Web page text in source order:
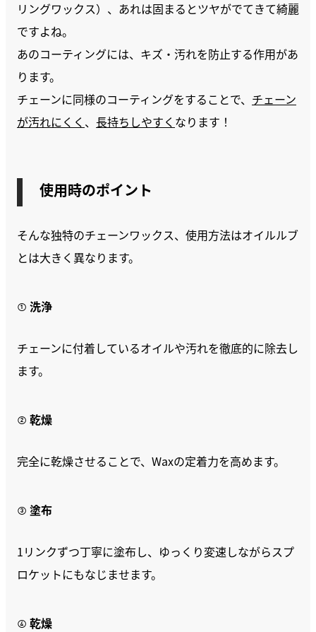
リングワックス）、あれは固まるとツヤがでてきて綺麗
ですよね。
あのコーティングには、キズ・汚れを防止する作用があ
ります。
チェーンに同様のコーティングをすることで、 チェーン
が汚れにくく 、 長持ちしやすく なります！
使用時のポイント
そんな独特のチェーンワックス、使用方法はオイルルブ
とは大きく異なります。
① 洗浄
チェーンに付着しているオイルや汚れを徹底的に除去し
ます。
② 乾燥
完全に乾燥させることで、Waxの定着力を高めます。
③ 塗布
1リンクずつ丁寧に塗布し、ゆっくり変速しながらスプ
ロケットにもなじませます。
④ 乾燥